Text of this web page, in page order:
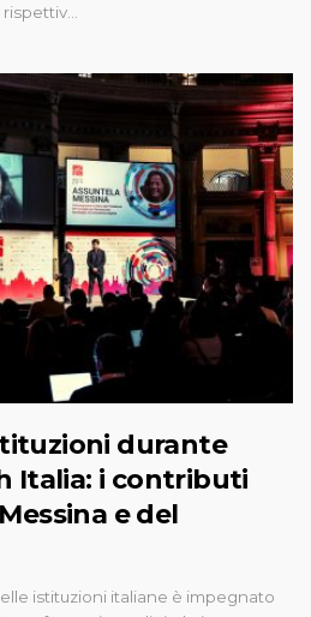
durante
Italia: i contributi
e del
istituzioni italiane è impegnato